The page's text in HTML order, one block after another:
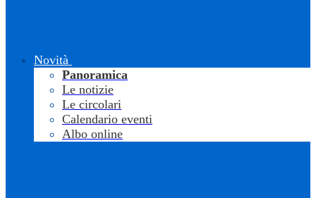
Novità
Panoramica
Le notizie
Le circolari
Calendario eventi
Albo online